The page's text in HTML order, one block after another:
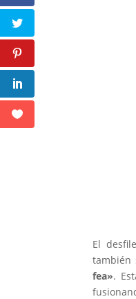
El
también
fea».